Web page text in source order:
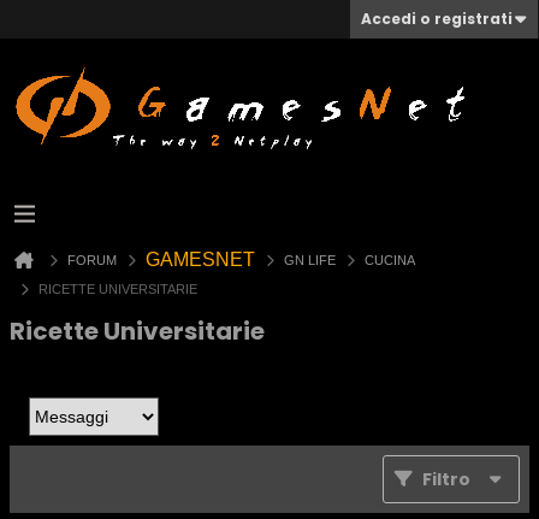
Accedi o registrati
FORUM GAMESNET GN LIFE
CUCINA
RICETTE UNIVERSITARIE
Ricette Universitarie
Filtro